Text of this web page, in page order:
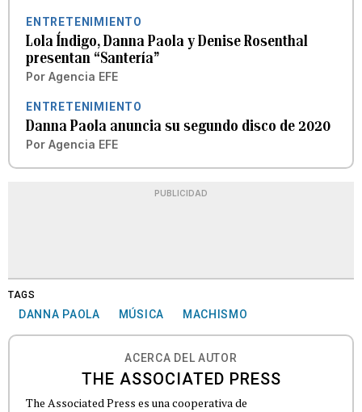
ENTRETENIMIENTO
Lola Índigo, Danna Paola y Denise Rosenthal
presentan “Santería”
Por Agencia EFE
ENTRETENIMIENTO
Danna Paola anuncia su segundo disco de 2020
Por Agencia EFE
PUBLICIDAD
TAGS
DANNA PAOLA MÚSICA MACHISMO
ACERCA DEL AUTOR
THE ASSOCIATED PRESS
The Associated Press es una cooperativa de